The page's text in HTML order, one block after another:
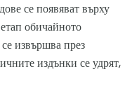
се появяват върху
обичайното
извършва през
издънки се удрят,